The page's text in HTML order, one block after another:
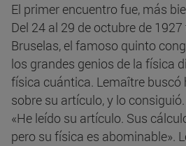
El primer encuentro fue, más
Del 24 al 29 de octubre de
Bruselas, el famoso quinto
los grandes genios de la física
física cuántica. Lemaître buscó
sobre su artículo, y lo
«He leído su artículo. Sus
pero su física es abominable».